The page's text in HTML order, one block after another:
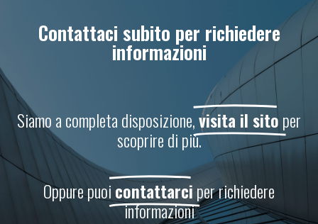
Contattaci subito per richiedere
informazioni
Siamo a completa disposizione,visita il sitoper
scoprire di più.
Oppure puoicontattarciper richiedere
informazioni